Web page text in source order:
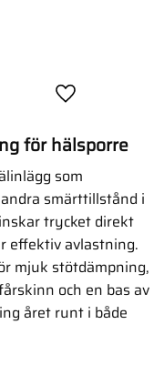
Lägg till i
för hälsporre
som
smärttillstånd i
trycket direkt
effektiv avlastning.
mjuk stötdämpning,
och en bas av
året runt i både